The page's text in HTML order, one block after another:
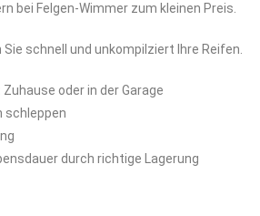
bei Felgen-Wimmer zum kleinen Preis.
Sie schnell und unkompilziert Ihre Reifen.
oder in der Garage
schleppen
durch richtige Lagerung